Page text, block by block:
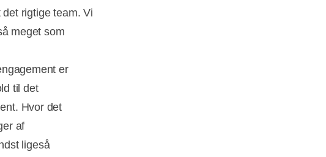
rigtige team. Vi
meget som
er
til det
Hvor det
af
ligeså